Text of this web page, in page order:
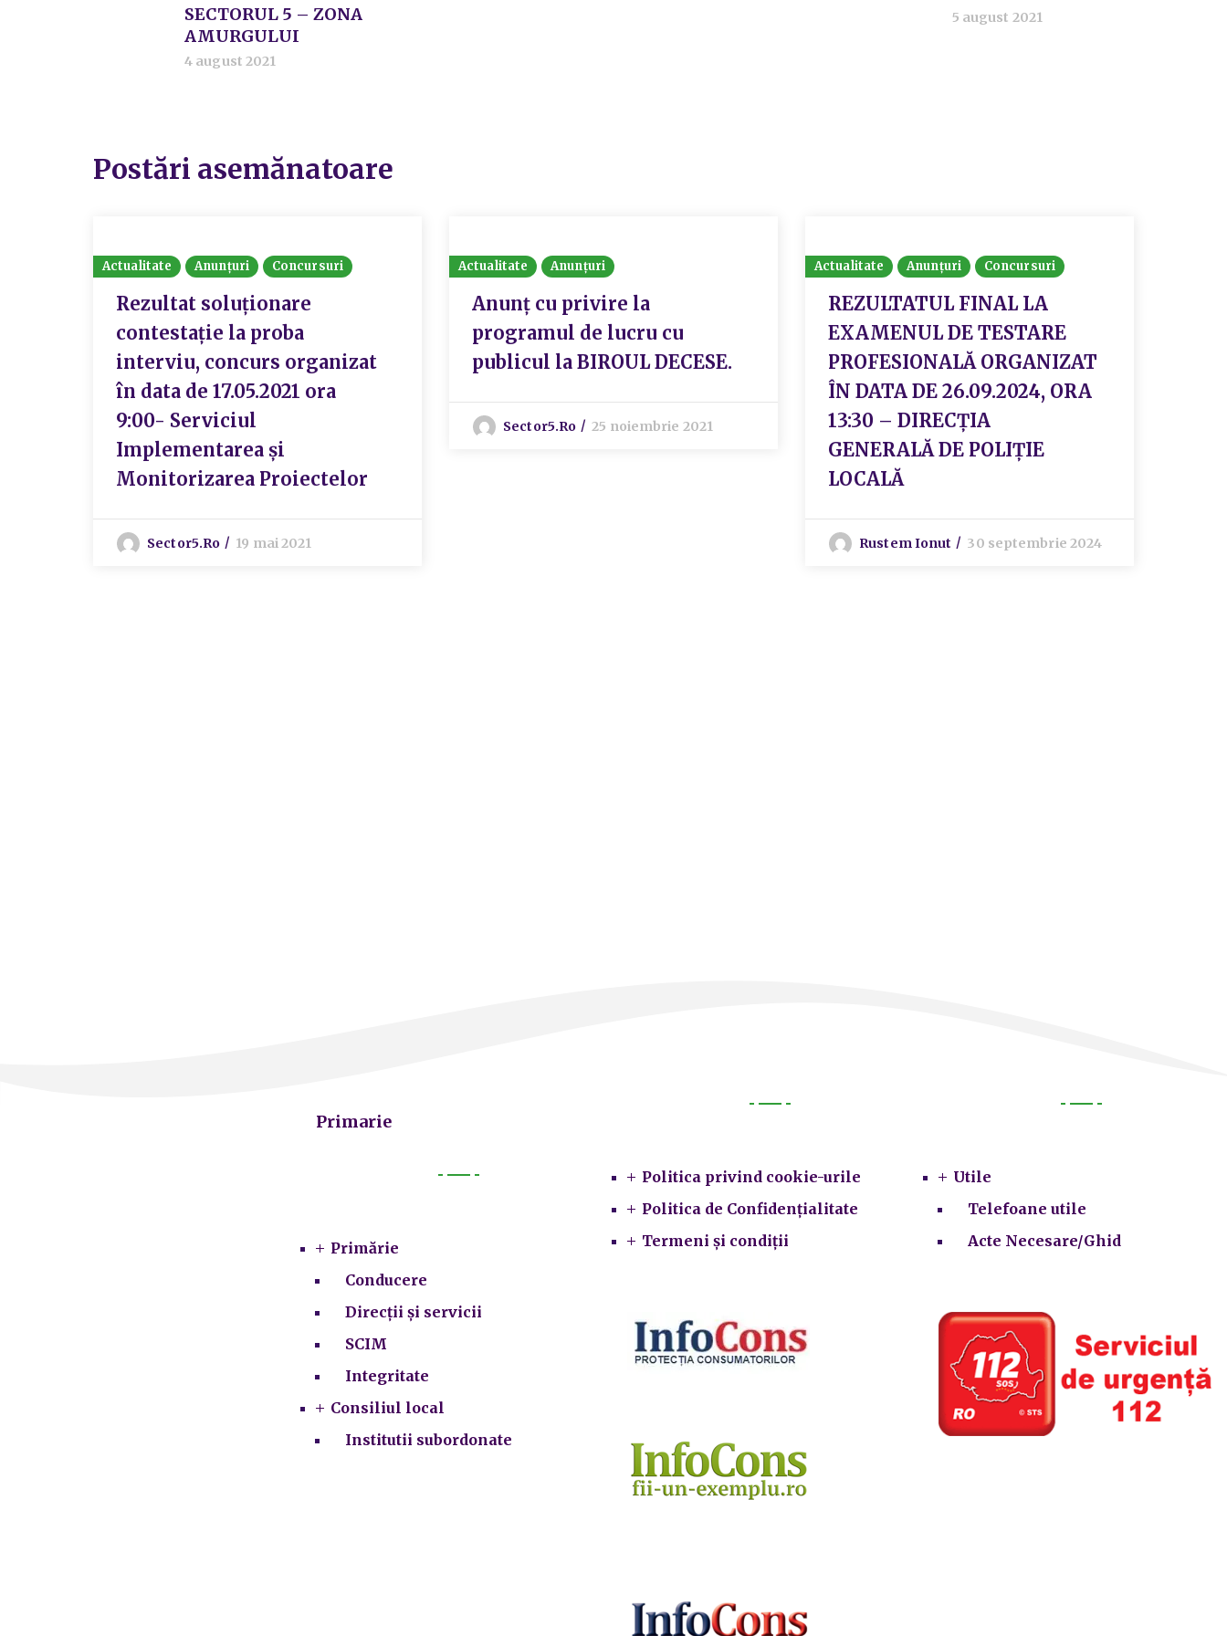
SECTORUL 5 – ZONA
AMURGULUI
4 august 2021
5 august 2021
Postări asemănatoare
Actualitate Anunțuri Concursuri
Rezultat soluționare
contestație la proba
interviu, concurs organizat
în data de 17.05.2021 ora
9:00- Serviciul
Implementarea și
Monitorizarea Proiectelor
Sector5.ro 19 mai 2021
Actualitate Anunțuri
Anunț cu privire la
programul de lucru cu
publicul la BIROUL DECESE.
Sector5.ro 25 noiembrie 2021
Actualitate Anunțuri Concursuri
REZULTATUL FINAL LA
EXAMENUL DE TESTARE
PROFESIONALĂ ORGANIZAT
ÎN DATA DE 26.09.2024, ORA
13:30 – DIRECȚIA
GENERALĂ DE POLIȚIE
LOCALĂ
Rustem Ionut 30 septembrie 2024
Primarie
Primărie
Conducere
Direcții și servicii
SCIM
Integritate
Consiliul local
Institutii subordonate
Politica privind cookie-urile
Politica de Confidențialitate
Termeni și condiții
Utile
Telefoane utile
Acte Necesare/Ghid